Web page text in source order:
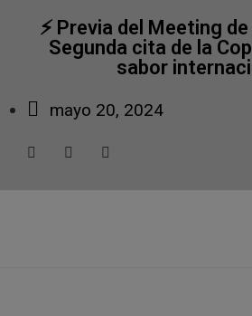
⚡️ Previa del Meeting
Segunda cita de la
sabor
mayo 20, 2024